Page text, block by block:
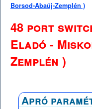
Borsod-Abaúj-Zemplén )
48 port
Eladó -
Zemplén )
Apró